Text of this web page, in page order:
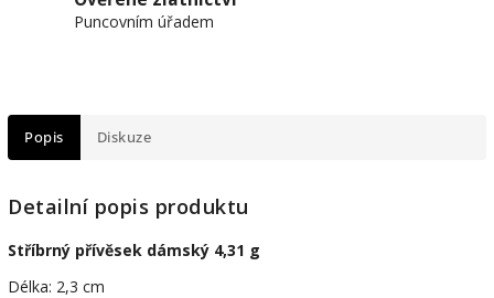
Puncovním úřadem
Popis Diskuze
Detailní popis produktu
Stříbrný přívěsek dámský 4,31 g
Délka: 2,3 cm